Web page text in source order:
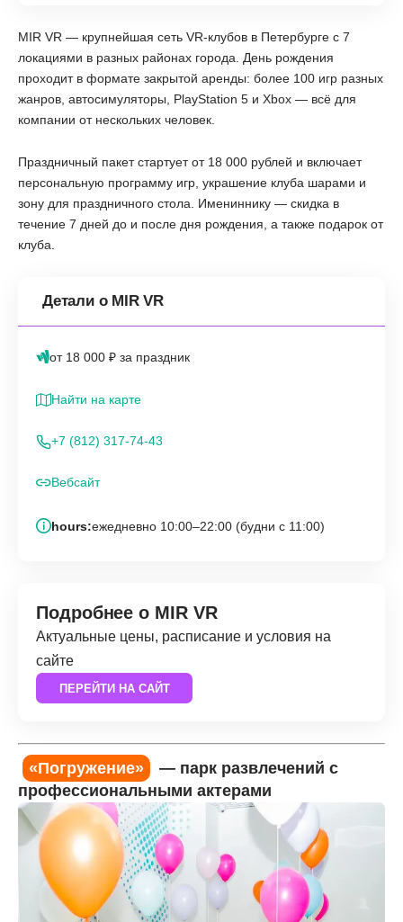
MIR VR — крупнейшая сеть VR-клубов в Петербурге с 7
локациями в разных районах города. День рождения
проходит в формате закрытой аренды: более 100 игр разных
жанров, автосимуляторы, PlayStation 5 и Xbox — всё для
компании от нескольких человек.
Праздничный пакет стартует от 18 000 рублей и включает
персональную программу игр, украшение клуба шарами и
зону для праздничного стола. Имениннику — скидка в
течение 7 дней до и после дня рождения, а также подарок от
клуба.
Детали о MIR VR
от 18 000 ₽ за праздник
Найти на карте
+7 (812) 317-74-43
Вебсайт
hours:ежедневно 10:00–22:00 (будни с 11:00)
Подробнее о MIR VR
Актуальные цены, расписание и условия на
сайте
ПЕРЕЙТИ НА САЙТ
«Погружение»
— парк развлечений с
профессиональными актерами